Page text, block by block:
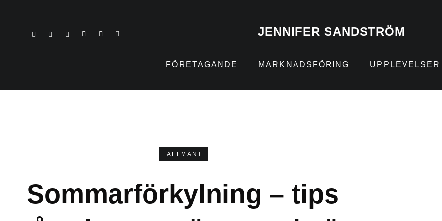
JENNIFER SANDSTRÖM
FÖRETAGANDE MARKNADSFÖRING UPPLEVELSER
ALLMÄNT
Sommarförkylning – tips